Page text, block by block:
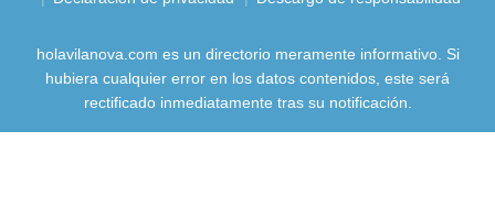
holavilanova.com es un directorio meramente informativo. Si
hubiera cualquier error en los datos contenidos, este será
rectificado inmediatamente tras su notificación.